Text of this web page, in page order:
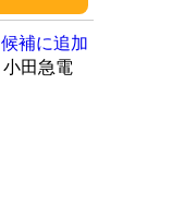
小田急電
候補に追加